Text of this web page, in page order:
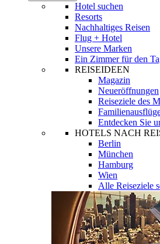
Hotel suchen
Resorts
Nachhaltiges Reisen
Flug + Hotel
Unsere Marken
Ein Zimmer für den
REISEIDEEN
Magazin
Neueröffnungen
Reiseziele des
Entdecken Sie
HOTELS NACH
Berlin
München
Hamburg
Wien
Alle Reiseziele